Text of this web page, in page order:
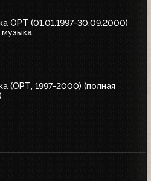
ОРТ (01.01.1997-30.09.2000)
музыка
(ОРТ, 1997-2000) (полная